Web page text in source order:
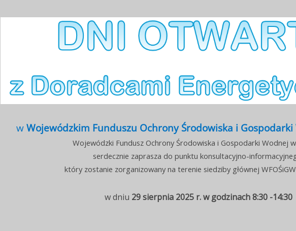
w Wojewódzkim Funduszu Ochrony Środowiska i
Wojewódzki Fundusz Ochrony Środowiska i Gospodarki Wodnej
serdecznie zaprasza do punktu konsultacyjno-
który zostanie zorganizowany na terenie siedziby głównej
w dniu 29 sierpnia 2025 r. w godzinach 8:30 -14:30